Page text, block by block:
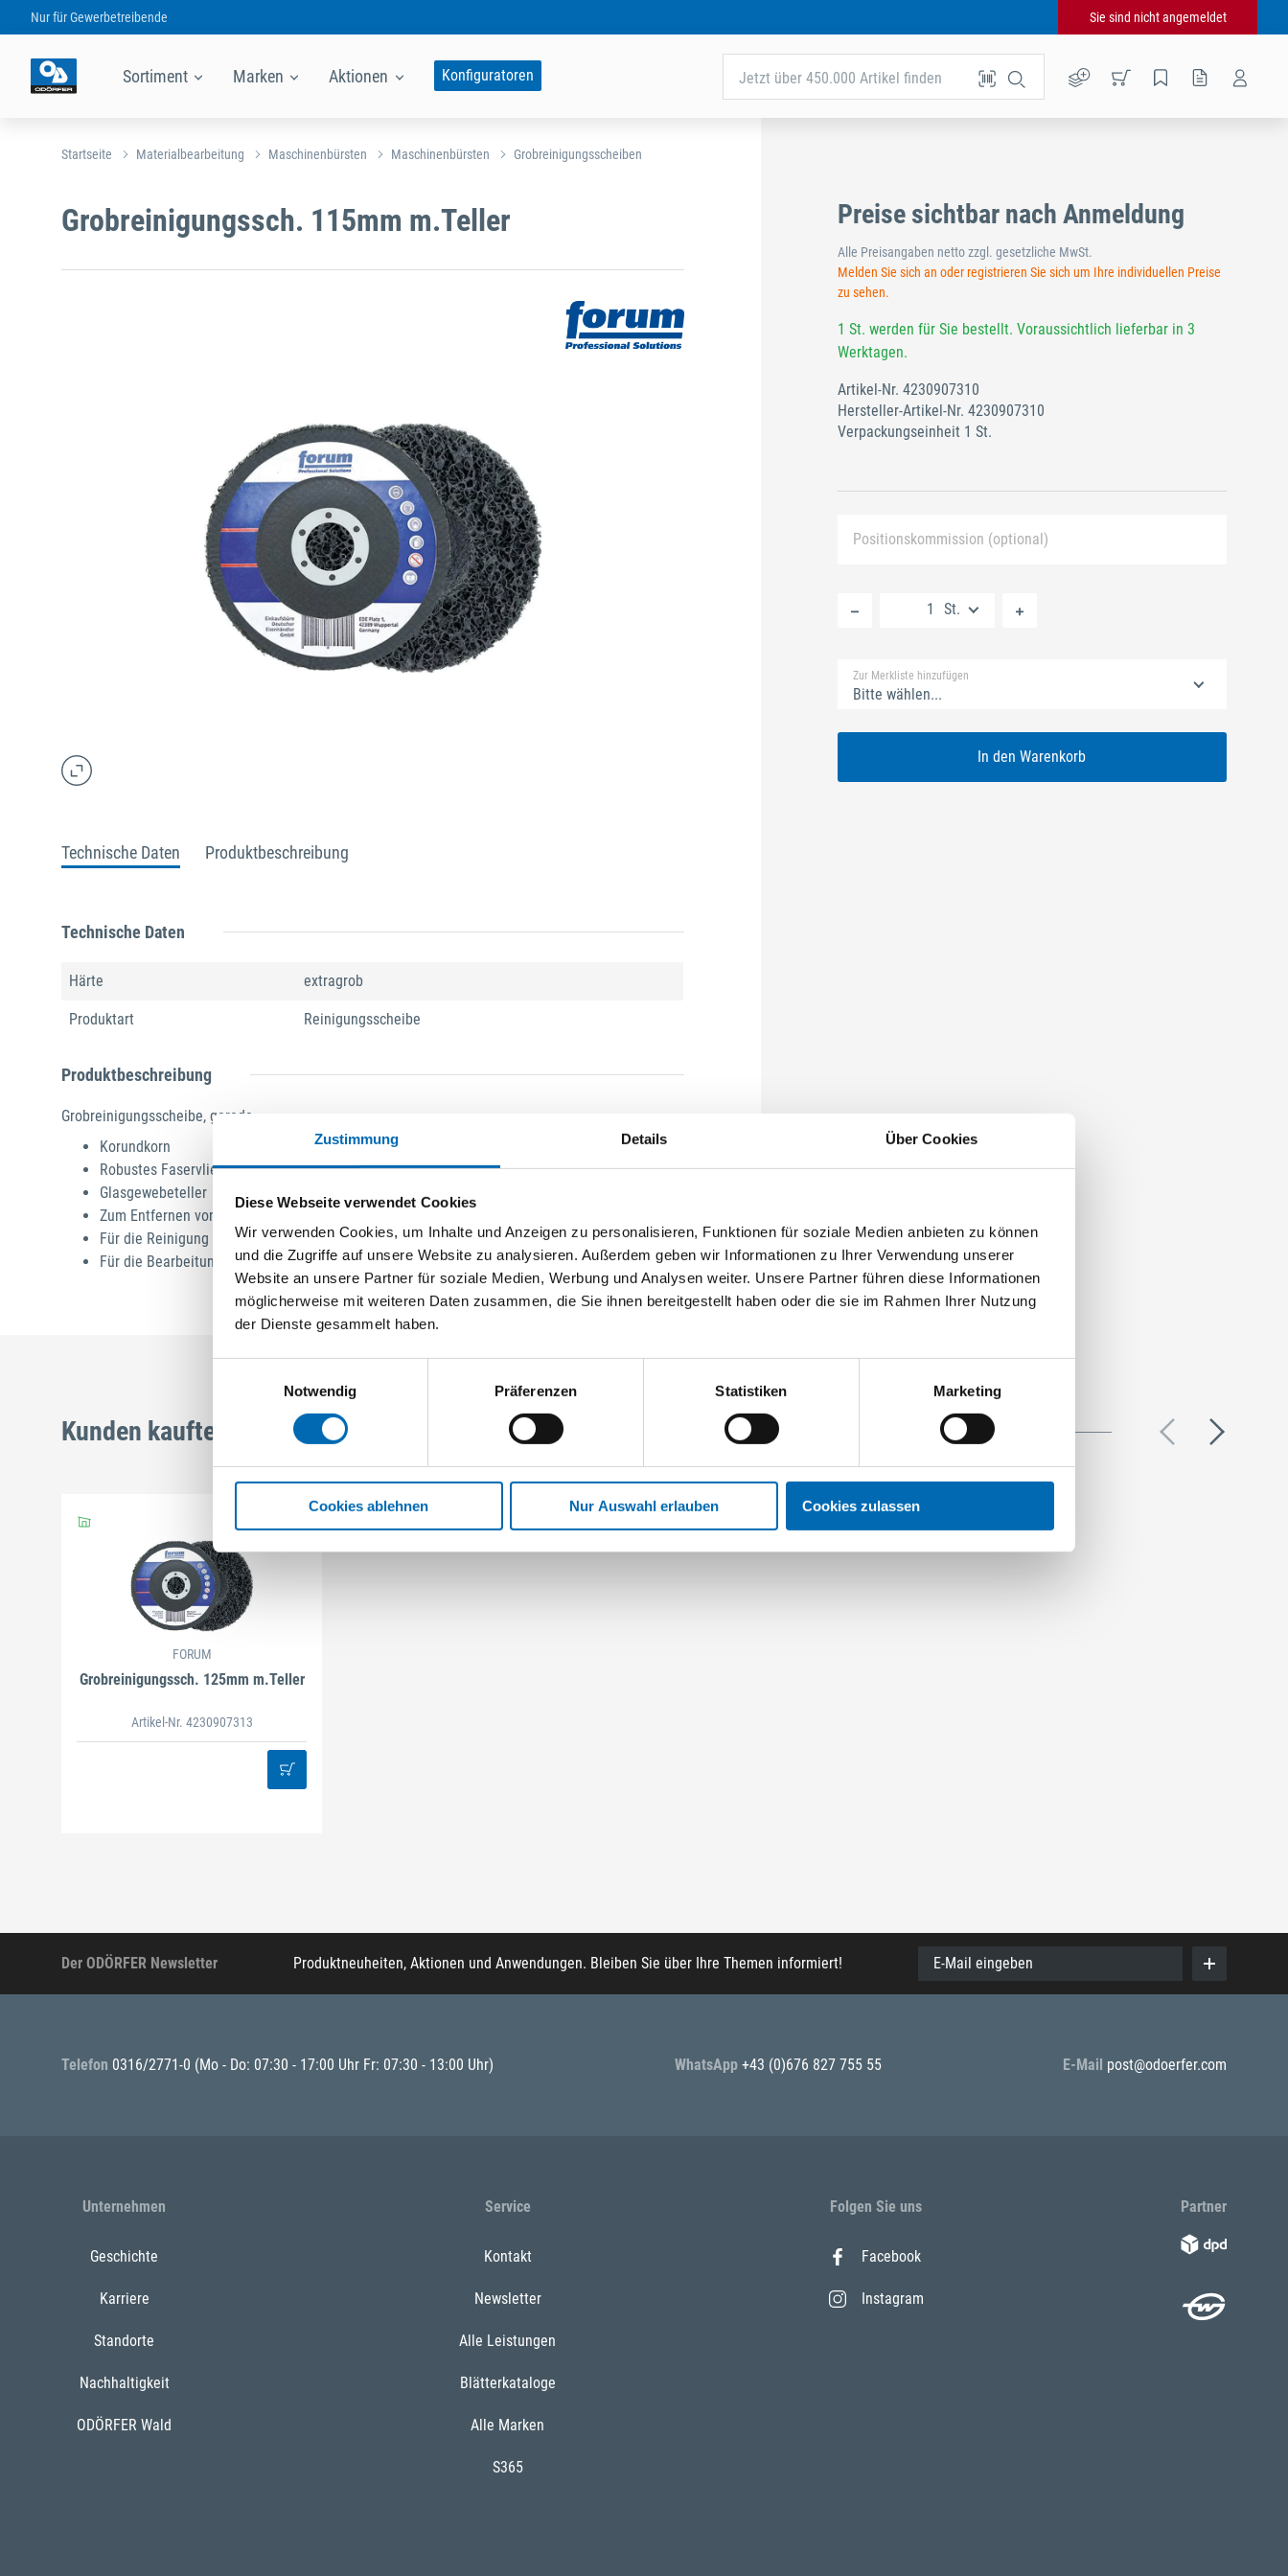
Zustimmung Details Über Cookies
Diese Webseite verwendet Cookies
Wir verwenden Cookies, um Inhalte und Anzeigen zu personalisieren, Funktionen für soziale Medien anbieten zu können
und die Zugriffe auf unsere Website zu analysieren. Außerdem geben wir Informationen zu Ihrer Verwendung unserer
Website an unsere Partner für soziale Medien, Werbung und Analysen weiter. Unsere Partner führen diese Informationen
möglicherweise mit weiteren Daten zusammen, die Sie ihnen bereitgestellt haben oder die sie im Rahmen Ihrer Nutzung
der Dienste gesammelt haben.
Notwendig
Präferenzen Statistiken Marketing
Cookies ablehnen Nur Auswahl erlauben Cookies zulassen
Nur fürGewerbetreibende Sie sind nicht angemeldet
Sortiment Marken Aktionen Konfiguratoren Jetzt über 450.000 Artikel finden
Startseite Materialbearbeitung Maschinenbürsten Maschinenbürsten Grobreinigungsscheiben
Grobreinigungssch. 115mm m.Teller
Technische Daten Produktbeschreibung
Technische Daten
Härte extragrob
Produktart Reinigungsscheibe
Produktbeschreibung
Grobreinigungsscheibe, gerade
Korundkorn
Robustes Faservlies
Glasgewebeteller
Zum Entfernen von Rost, Korrosion, Beschichtungen und Anlauffarben
Für die Reinigung von Metalloberflächen und Schweißnähten
Für die Bearbeitung von Stahl, Edelstahl, Gusseisen, Kunststoff, GFK und Holz sowie Stein
Preise sichtbar nach Anmeldung
Alle Preisangaben netto zzgl. gesetzliche MwSt.
Melden Sie sich an oder registrieren Sie sich um Ihre individuellen Preise
zu sehen.
1 St. werden für Sie bestellt. Voraussichtlich lieferbar in 3
Werktagen.
Artikel-Nr. 4230907310
Hersteller-Artikel-Nr. 4230907310
Verpackungseinheit 1 St.
Positionskommission (optional)
St.
Zur Merkliste hinzufügen
Bitte wählen...
In den Warenkorb
Kunden kauften auch
FORUM
Grobreinigungssch. 125mm m.Teller
Artikel-Nr. 4230907313
Der ODÖRFER Newsletter Produktneuheiten, Aktionen und Anwendungen. Bleiben Sie über Ihre Themen informiert! E-Mail eingeben
Telefon 0316/2771-0 (Mo - Do: 07:30 - 17:00 Uhr Fr: 07:30 - 13:00 Uhr) WhatsApp +43 (0)676 827 755 55 E-Mail post@odoerfer.com
Unternehmen
Geschichte
Karriere
Standorte
Nachhaltigkeit
ODÖRFER Wald
Service
Kontakt
Newsletter
Alle Leistungen
Blätterkataloge
Alle Marken
S365
Folgen Sie uns
Facebook
Instagram
Partner